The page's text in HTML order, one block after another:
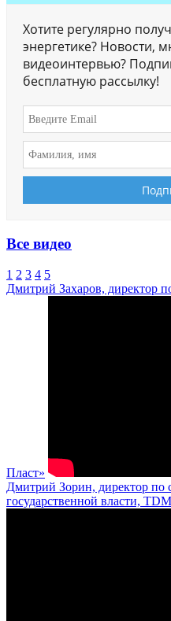
Хотите регулярно
энергетике? Новости,
видеоинтервью?
бесплатную рассылку!
Все видео
1 2 3 4 5
Дмитрий Захаров, директор
Пласт»
Дмитрий Зорин, директор по
государственной власти,